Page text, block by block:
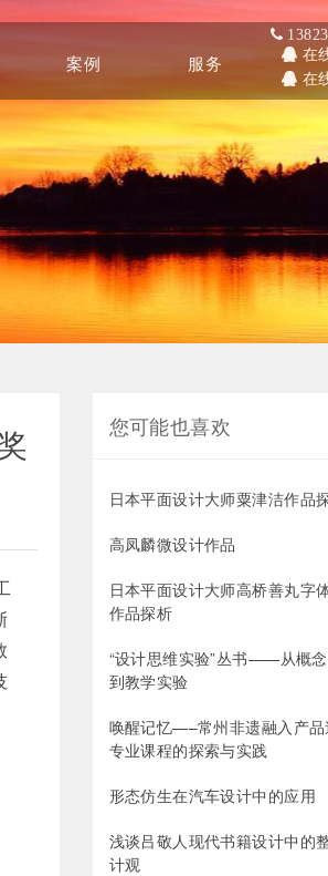
案例
Service
服务
在
在
您可能也喜欢
日本平面设计大师粟津洁作品
高凤麟微设计作品
日本平面设计大师高桥善丸字
作品探析
“设计思维实验”丛书——从概
到教学实验
唤醒记忆—–常州非遗融入产品
专业课程的探索与实践
形态仿生在汽车设计中的应用
浅谈吕敬人现代书籍设计中的
计观